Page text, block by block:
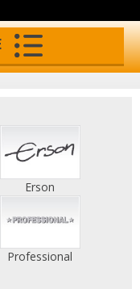
Erson
Professional